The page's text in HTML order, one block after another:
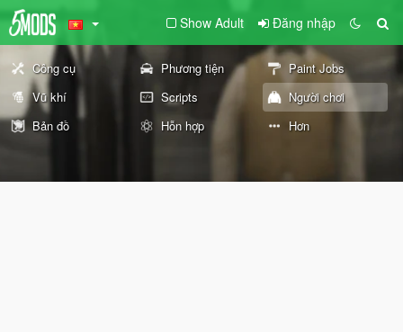
Show Adult Đăng nhập
Công cụ Phương tiện
Paint Jobs
Vũ khí
Scripts
Người chơi
Bản đồ
Hỗn hợp Hơn